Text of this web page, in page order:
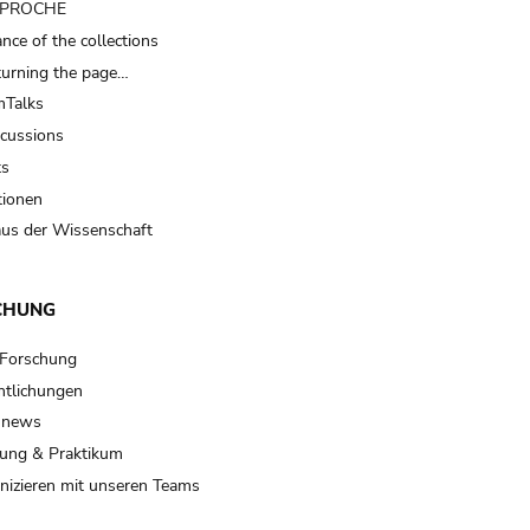
of the collections
the page…
der Wissenschaft
& Praktikum
mit unseren Teams